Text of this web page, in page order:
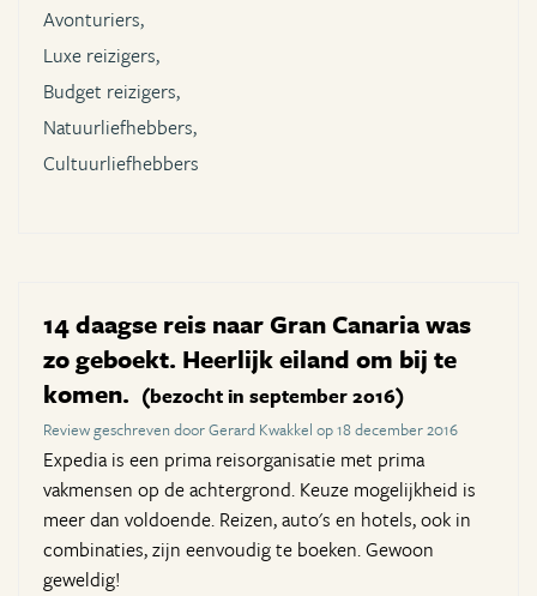
Avonturiers,
Luxe reizigers,
Budget reizigers,
Natuurliefhebbers,
Cultuurliefhebbers
14 daagse reis naar Gran Canaria was
zo geboekt. Heerlijk eiland om bij te
komen. (bezocht in september 2016)
Review geschreven door Gerard Kwakkel op 18 december 2016
Expedia is een prima reisorganisatie met prima
vakmensen op de achtergrond. Keuze mogelijkheid is
meer dan voldoende. Reizen, auto's en hotels, ook in
combinaties, zijn eenvoudig te boeken. Gewoon
geweldig!